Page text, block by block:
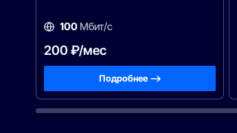
100Мбит/с
200 ₽/мес
Подробнее —>